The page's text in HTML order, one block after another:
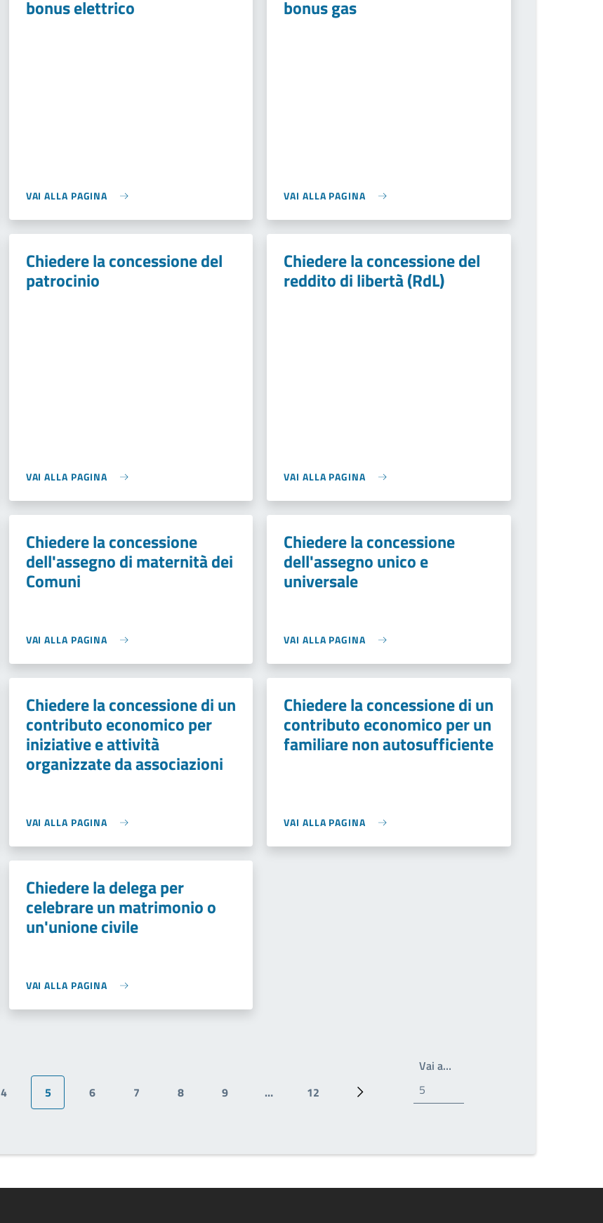
bonus elettrico
VAI ALLA PAGINA
bonus gas
VAI ALLA PAGINA
Chiedere la concessione del
patrocinio
VAI ALLA PAGINA
Chiedere la concessione del
reddito di libertà (RdL)
VAI ALLA PAGINA
Chiedere la concessione
dell'assegno di maternità dei
Comuni
VAI ALLA PAGINA
Chiedere la concessione
dell'assegno unico e
universale
VAI ALLA PAGINA
Chiedere la concessione di un
contributo economico per
iniziative e attività
organizzate da associazioni
VAI ALLA PAGINA
Chiedere la concessione di un
contributo economico per un
familiare non autosufficiente
VAI ALLA PAGINA
Chiedere la delega per
celebrare un matrimonio o
un'unione civile
VAI ALLA PAGINA
Pagina
4
Pagina attuale
5
Pagina
6
Pagina
7
Pagina
8
Pagina
9 …
Ultima pagina
12
Prossima pagina
Vai a…